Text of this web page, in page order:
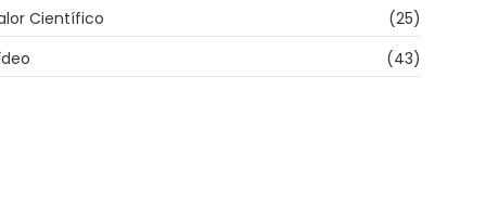
Científico
(25)
(43)